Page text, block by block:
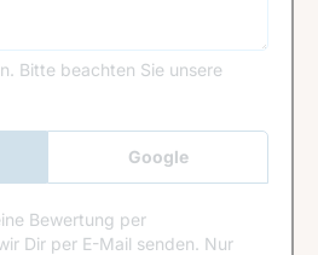
Bitte beachten Sie unsere
Google
Anmeldung
Bewertung per
Dir per E-Mail senden. Nur